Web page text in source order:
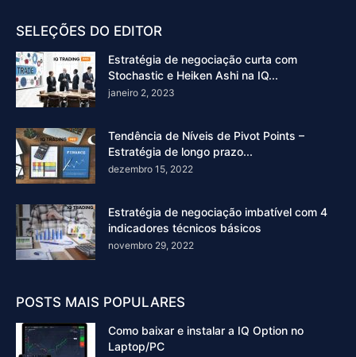
SELEÇÕES DO EDITOR
Estratégia de negociação curta com
Stochastic e Heiken Ashi na IQ...
janeiro 2, 2023
Tendência de Níveis de Pivot Points –
Estratégia de longo prazo...
dezembro 15, 2022
Estratégia de negociação imbatível com 4
indicadores técnicos básicos
novembro 29, 2022
POSTS MAIS POPULARES
Como baixar e instalar a IQ Option no
Laptop/PC